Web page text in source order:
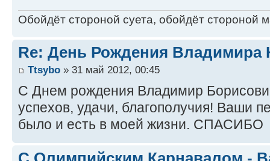
Обойдёт стороной суета, обойдёт стороной
Re: День Рождения Владимира
Ttsybo » 31 май 2012, 00:45
С Днем рождения Владимир
успехов, удачи, благополучия! Ваши
было и есть в моей жизни. СПАСИБО